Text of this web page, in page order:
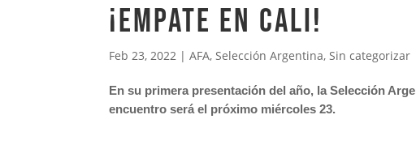
¡EMPATE EN CALI!
Feb 23, 2022 |AFA, Selección Argentina, Sin categorizar
En su primera presentación del año, la Selección
encuentro será el próximo miércoles 23.